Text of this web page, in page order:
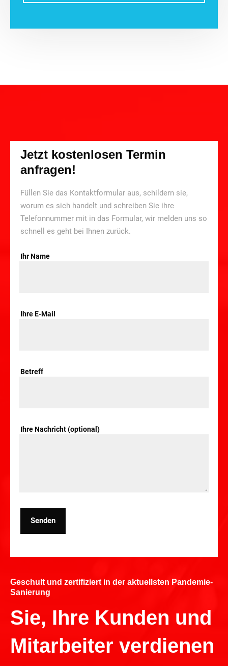
Jetzt kostenlosen Termin
anfragen!
Füllen Sie das Kontaktformular aus, schildern sie,
worum es sich handelt und schreiben Sie ihre
Telefonnummer mit in das Formular, wir melden uns so
schnell es geht bei Ihnen zurück.
Ihr Name
Ihre E-Mail
Betreff
Ihre Nachricht (optional)
Senden
Geschult und zertifiziert in der aktuellsten Pandemie-
Sanierung
Sie, Ihre Kunden und
Mitarbeiter verdienen